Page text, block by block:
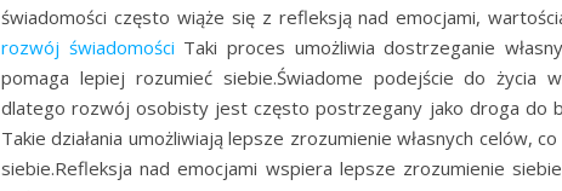
świadomości często wiąże się z refleksją nad emocjami,
rozwój świadomości Taki proces umożliwia dostrzeganie
pomaga lepiej rozumieć siebie.Świadome podejście do życia
dlatego rozwój osobisty jest często postrzegany jako droga do
Takie działania umożliwiają lepsze zrozumienie własnych celów,
siebie.Refleksja nad emocjami wspiera lepsze zrozumienie